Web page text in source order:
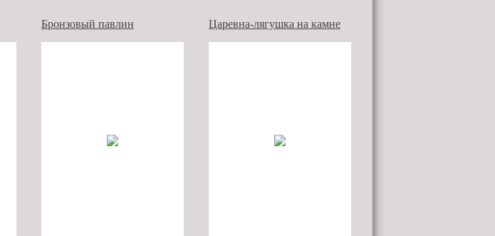
Бронзовый павлин Царевна-лягушка на камне